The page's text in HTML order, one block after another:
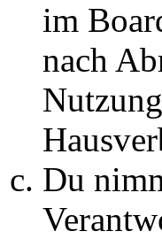
im
nach
Du